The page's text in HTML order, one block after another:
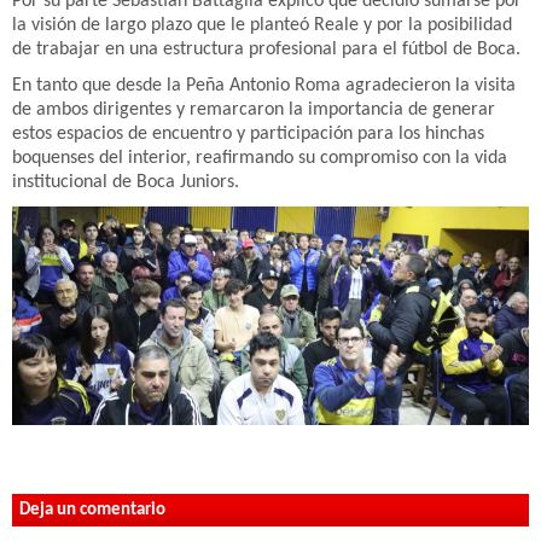
la visión de largo plazo que le planteó Reale y por la posibilidad
de trabajar en una estructura profesional para el fútbol de Boca.
En tanto que desde la Peña Antonio Roma agradecieron la visita
de ambos dirigentes y remarcaron la importancia de generar
estos espacios de encuentro y participación para los hinchas
boquenses del interior, reafirmando su compromiso con la vida
institucional de Boca Juniors.
Deja un comentario